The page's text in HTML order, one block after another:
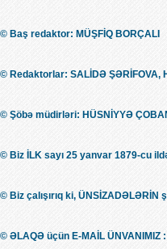
© Baş redaktor: MÜŞFİQ BORÇALI
© Redaktorlar: SALİDƏ ŞƏRİFOVA,
© Şöbə müdirləri: HÜSNİYYƏ
© Biz İLK sayı 25 yanvar 1879-cu
© Biz çalışırıq ki,
© ƏLAQƏ üçün E-MAİL ÜNVANIMIZ